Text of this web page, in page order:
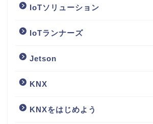
IoTソリューション
IoTランナーズ
Jetson
KNX
KNXをはじめよう